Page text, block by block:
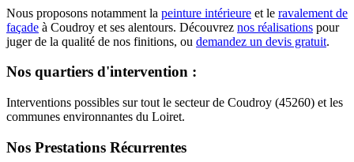
Nous proposons notamment la peinture intérieure et le ravalement de
façade à Coudroy et ses alentours. Découvrez nos réalisations pour
juger de la qualité de nos finitions, ou demandez un devis gratuit.
Nos quartiers d'intervention :
Interventions possibles sur tout le secteur de Coudroy (45260) et les
communes environnantes du Loiret.
Nos Prestations Récurrentes